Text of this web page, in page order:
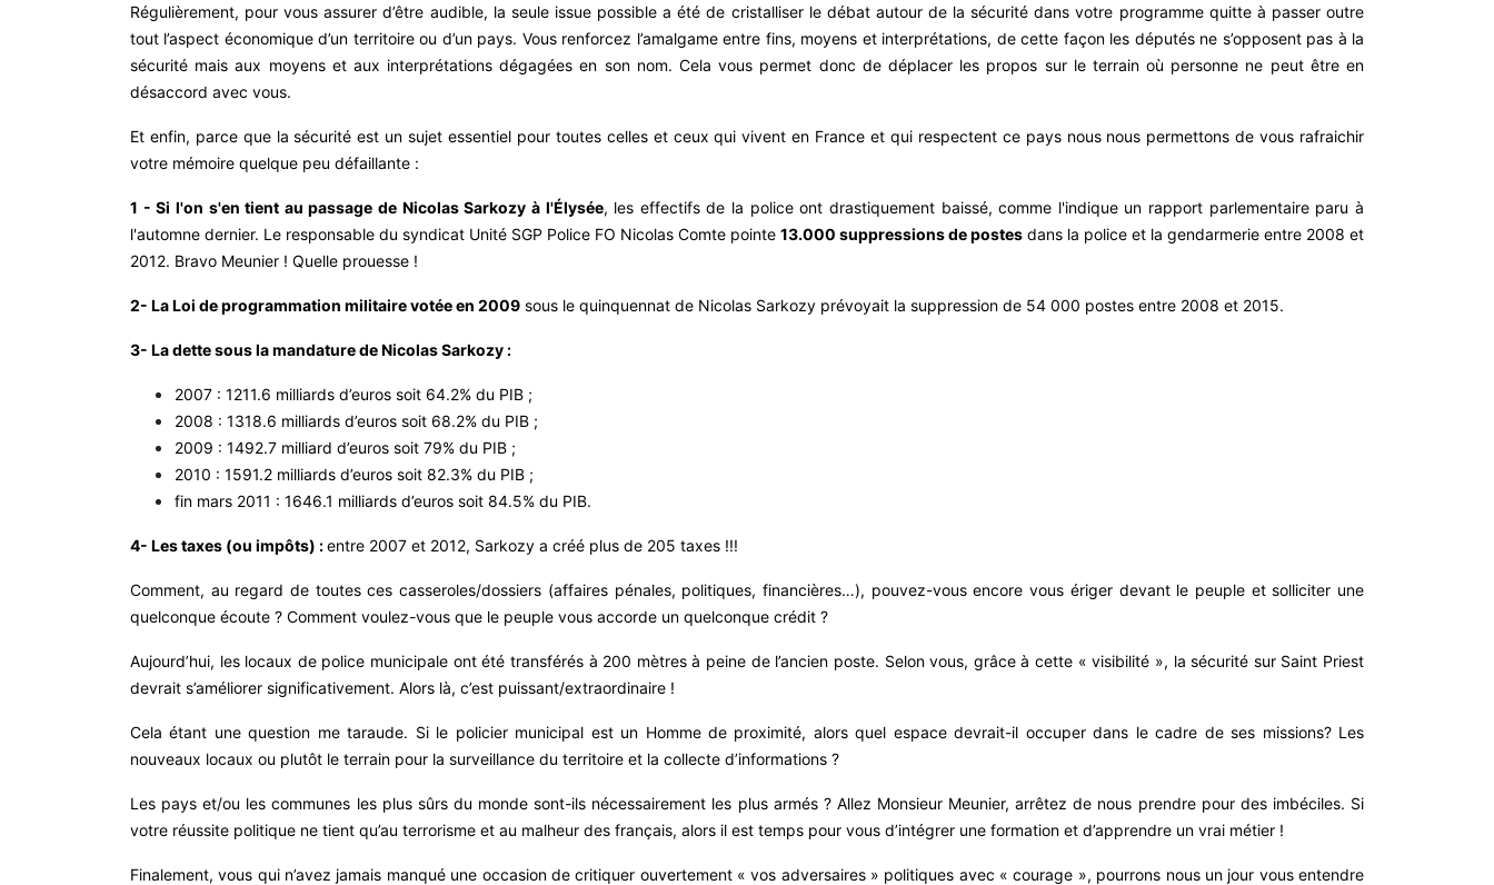
Régulièrement, pour vous assurer d’être audible, la seule issue possible a été de cristalliser le débat autour de la sécurité dans votre programme quitte à passer outre
tout l’aspect économique d’un territoire ou d’un pays. Vous renforcez l’amalgame entre fins, moyens et interprétations, de cette façon les députés ne s’opposent pas à la
sécurité mais aux moyens et aux interprétations dégagées en son nom. Cela vous permet donc de déplacer les propos sur le terrain où personne ne peut être en
désaccord avec vous.
Et enfin, parce que la sécurité est un sujet essentiel pour toutes celles et ceux qui vivent en France et qui respectent ce pays nous nous permettons de vous rafraichir
votre mémoire quelque peu défaillante :
1 - Si l'on s'en tient au passage de Nicolas Sarkozy à l'Élysée, les effectifs de la police ont drastiquement baissé, comme l'indique un rapport parlementaire paru à
l'automne dernier. Le responsable du syndicat Unité SGP Police FO Nicolas Comte pointe 13.000 suppressions de postes dans la police et la gendarmerie entre 2008 et
2012. Bravo Meunier ! Quelle prouesse !
2- La Loi de programmation militaire votée en 2009 sous le quinquennat de Nicolas Sarkozy prévoyait la suppression de 54 000 postes entre 2008 et 2015.
3- La dette sous la mandature de Nicolas Sarkozy :
2007 : 1211.6 milliards d’euros soit 64.2% du PIB ;
2008 : 1318.6 milliards d’euros soit 68.2% du PIB ;
2009 : 1492.7 milliard d’euros soit 79% du PIB ;
2010 : 1591.2 milliards d’euros soit 82.3% du PIB ;
fin mars 2011 : 1646.1 milliards d’euros soit 84.5% du PIB.
4- Les taxes (ou impôts) :entre 2007 et 2012, Sarkozy a créé plus de 205 taxes !!!
Comment, au regard de toutes ces casseroles/dossiers (affaires pénales, politiques, financières…), pouvez-vous encore vous ériger devant le peuple et solliciter une
quelconque écoute ? Comment voulez-vous que le peuple vous accorde un quelconque crédit ?
Aujourd’hui, les locaux de police municipale ont été transférés à 200 mètres à peine de l’ancien poste. Selon vous, grâce à cette « visibilité », la sécurité sur Saint Priest
devrait s’améliorer significativement. Alors là, c’est puissant/extraordinaire !
Cela étant une question me taraude. Si le policier municipal est un Homme de proximité, alors quel espace devrait-il occuper dans le cadre de ses missions? Les
nouveaux locaux ou plutôt le terrain pour la surveillance du territoire et la collecte d’informations ?
Les pays et/ou les communes les plus sûrs du monde sont-ils nécessairement les plus armés ? Allez Monsieur Meunier, arrêtez de nous prendre pour des imbéciles. Si
votre réussite politique ne tient qu’au terrorisme et au malheur des français, alors il est temps pour vous d’intégrer une formation et d’apprendre un vrai métier !
Finalement, vous qui n’avez jamais manqué une occasion de critiquer ouvertement « vos adversaires » politiques avec « courage », pourrons nous un jour vous entendre